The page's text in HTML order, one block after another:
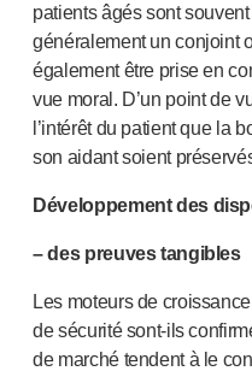
patients âgés sont
généralement un conjoint
également être prise en
vue moral. D’un point de
l’intérêt du patient que la
son aidant soient
Développement des
– des preuves tangibles
Les moteurs de
de sécuritésont-ils
de marché tendent à le